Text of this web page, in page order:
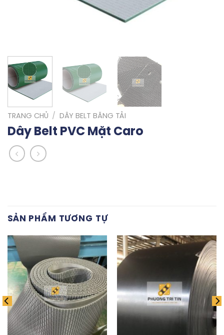
TRANG CHỦ / DÂY BELT BĂNG TẢI
Dây Belt PVC Mặt Caro
SẢN PHẨM TƯƠNG TỰ